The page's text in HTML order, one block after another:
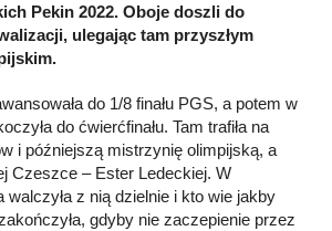
Pekin 2022. Oboje doszli do
ulegając tam przyszłym
do 1/8 finału PGS, a potem w
do ćwierćfinału. Tam trafiła na
i późniejszą mistrzynię olimpijską, a
Czeszce – Ester Ledeckiej. W
walczyła z nią dzielnie i kto wie jakby
gdyby nie zaczepienie przez